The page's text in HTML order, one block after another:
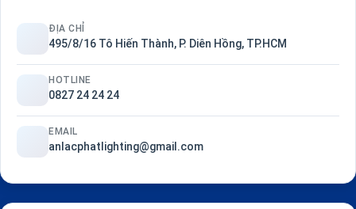
ĐỊA CHỈ
495/8/16 Tô Hiến Thành, P. Diên Hồng, TP.HCM
HOTLINE
0827 24 24 24
EMAIL
anlacphatlighting@gmail.com